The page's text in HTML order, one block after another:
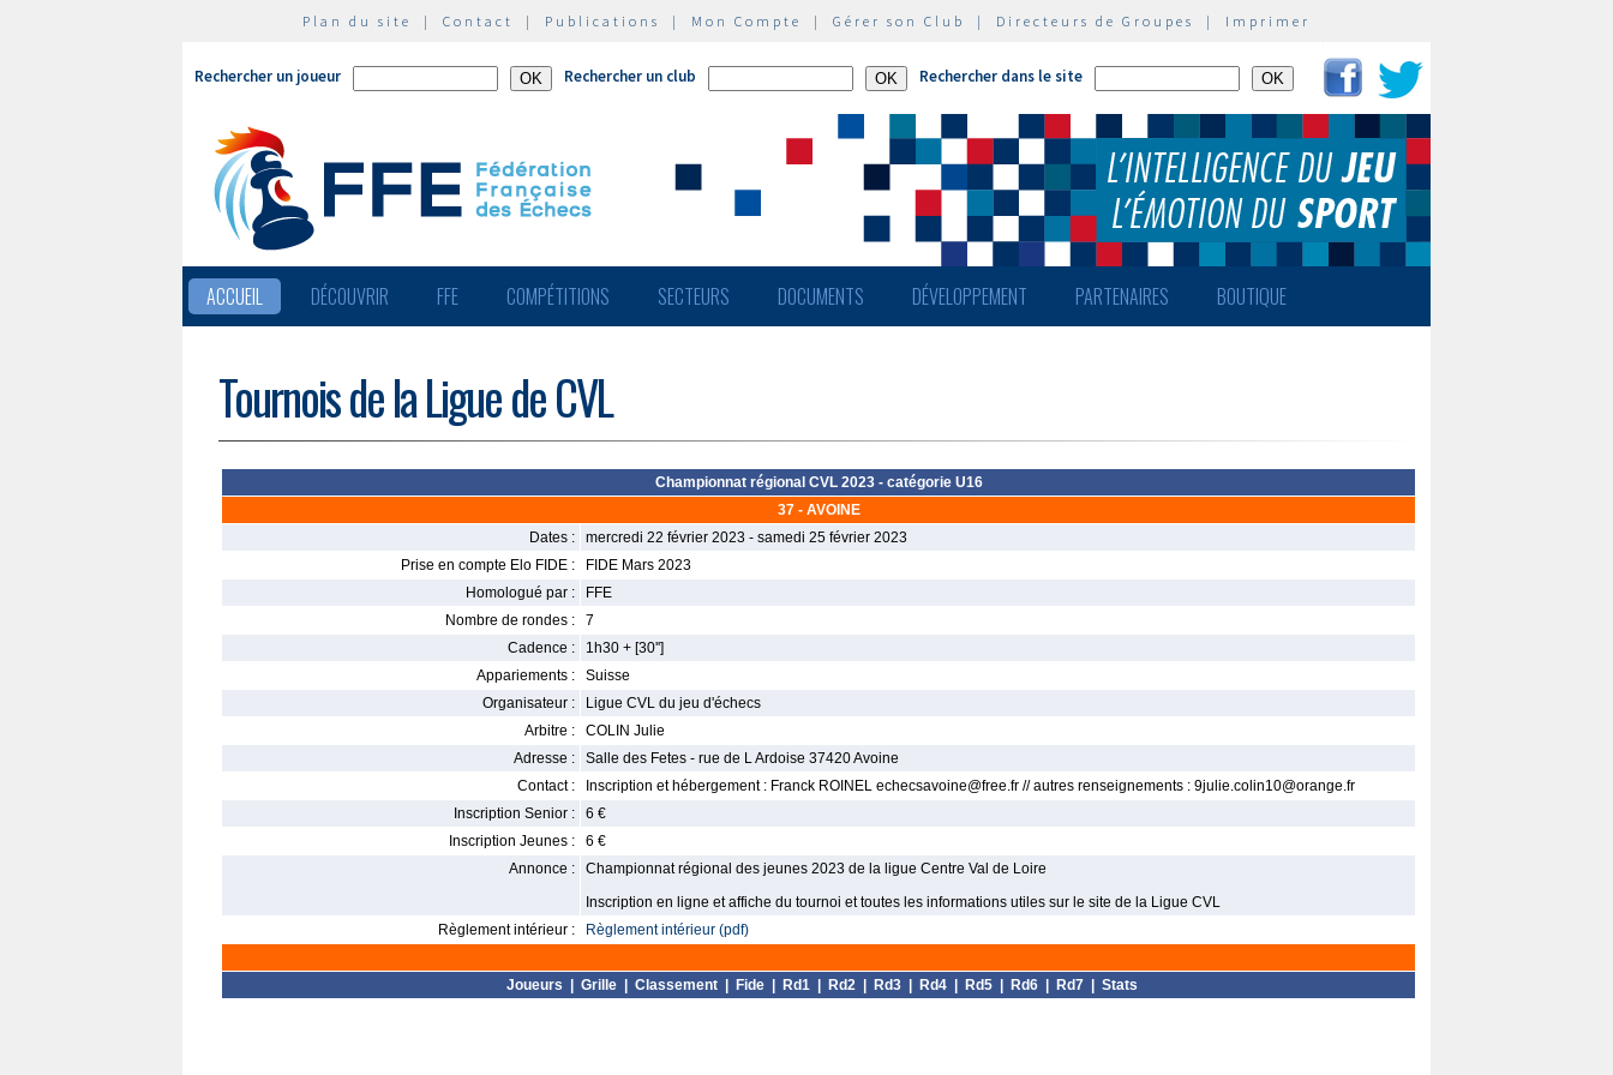
Plan du site | Contact | Publications | Mon Compte | Gérer son Club | Directeurs de Groupes | Imprimer
Rechercher un joueur Rechercher un club Rechercher dans le site
ACCUEIL DÉCOUVRIR FFE COMPÉTITIONS SECTEURS DOCUMENTS DÉVELOPPEMENT PARTENAIRES BOUTIQUE
Tournois de la Ligue de CVL
Championnat régional CVL 2023 - catégorie U16
37 - AVOINE
Dates :
mercredi 22 février 2023 - samedi 25 février 2023
Prise en compte Elo FIDE :
FIDE Mars 2023
Homologué par :
FFE
Nombre de rondes :
7
Cadence :
1h30 + [30'']
Appariements :
Suisse
Organisateur :
Ligue CVL du jeu d'échecs
Arbitre :
COLIN Julie
Adresse :
Salle des Fetes - rue de L Ardoise 37420 Avoine
Contact :
Inscription et hébergement : Franck ROINEL echecsavoine@free.fr // autres renseignements : 9julie.colin10@orange.fr
Inscription Senior :
6 €
Inscription Jeunes :
6 €
Annonce :
Championnat régional des jeunes 2023 de la ligue Centre Val de Loire
Inscription en ligne et affiche du tournoi et toutes les informations utiles sur le site de la Ligue CVL
Règlement intérieur :
Règlement intérieur (pdf)
Joueurs Grille Classement Fide Rd1 Rd2 Rd3 Rd4 Rd5 Rd6 Rd7 Stats